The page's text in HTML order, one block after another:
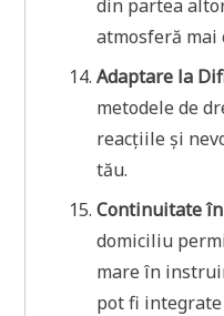
din partea
atmosferă mai
Adaptare la
metodele de
reacțiile și
tău.
Continuitate
domiciliu
mare în
pot fi